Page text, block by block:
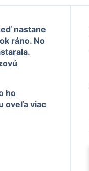
nastane
ráno. No
ho
oveľa viac